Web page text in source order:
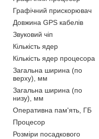
Графічний прискорювач
Довжина GPS кабелів
Звуковий чіп
Кількість ядер
Кількість ядер процесора
Загальна ширина (по
верху), мм
Загальна ширина (по
низу), мм
Оперативна пам'ять, ГБ
Процесор
Розміри посадкового